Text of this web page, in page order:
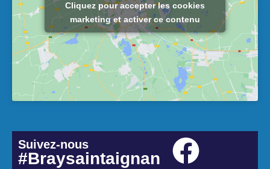
Cliquez pour accepter les cookies
marketing et activer ce contenu
Suivez-nous
#Braysaintaignan